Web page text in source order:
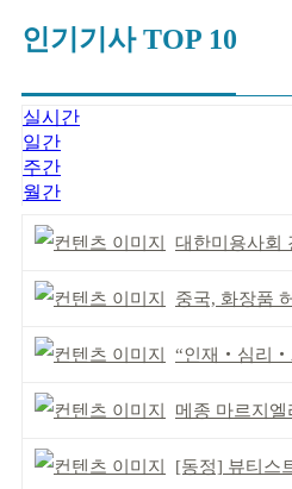
인기기사 TOP 10
실시간
일간
주간
월간
대한미용사회 경기
중국, 화장품 허가·
“인재‧심리
메종 마르지엘라 레
[동정] 뷰티스트